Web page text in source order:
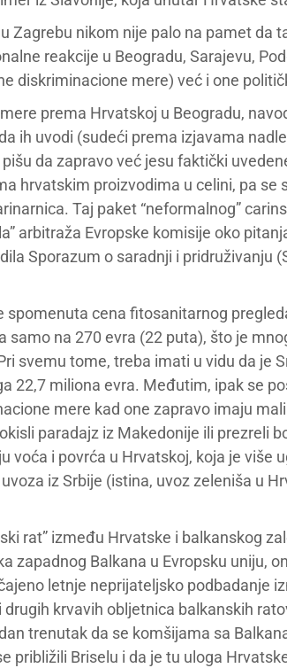
Zagrebu nikom nije palo na pamet da
reakcije u Beogradu, Sarajevu,
diskriminacione mere) već i one
prema Hrvatskoj u Beogradu,
ih uvodi (sudeći prema izjavama
da zapravo već jesu faktički
hrvatskim proizvodima u celini, pa se
Taj paket “neformalnog”
arbitraža Evropske komisije oko
Sporazum o saradnji i pridruživanju
spomenuta cena fitosanitarnog
samo na 270 evra (22 puta), što je
svemu tome, treba imati u vidu da je
22,7 miliona evra. Međutim, ipak se
mere kad one zapravo imaju
paradajz iz Makedonije ili prezreli
voća i povrća u Hrvatskoj, koja je više
iz Srbije (istina, uvoz zeleniša u
rat” između Hrvatske i balkanskog
zapadnog Balkana u Evropsku uniju,
letnje neprijateljsko podbadanje
drugih krvavih obljetnica balkanskih
trenutak da se komšijama sa
približili Briselu i da je tu uloga